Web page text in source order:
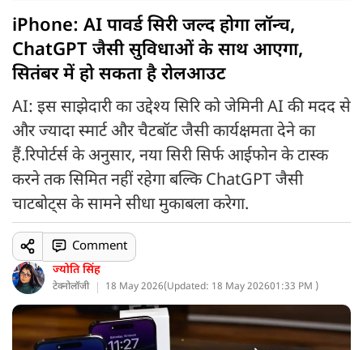
iPhone: AI पावर्ड सिरी जल्द होगा लॉन्च,
ChatGPT जैसी सुविधाओं के साथ आएगा,
सितंबर में हो सकता है रोलआउट
AI: इस साझेदारी का उद्देश्य सिरि को जेमिनी AI की मदद से
और ज्यादा स्मार्ट और चैटबॉट जैसी कार्यक्षमता देने का
हैं.रिपोर्टर्स के अनुसार, नया सिरी सिर्फ आईफोन के टास्क
करने तक सिमित नहीं रहेगा बल्कि ChatGPT जैसी
चाटबोट्स के सामने सीधा मुकाबला करेगा.
ज्योति सिंह
टेक्नोलॉजी 18 May 2026(Updated: 18 May 202601:33 PM )
Comment